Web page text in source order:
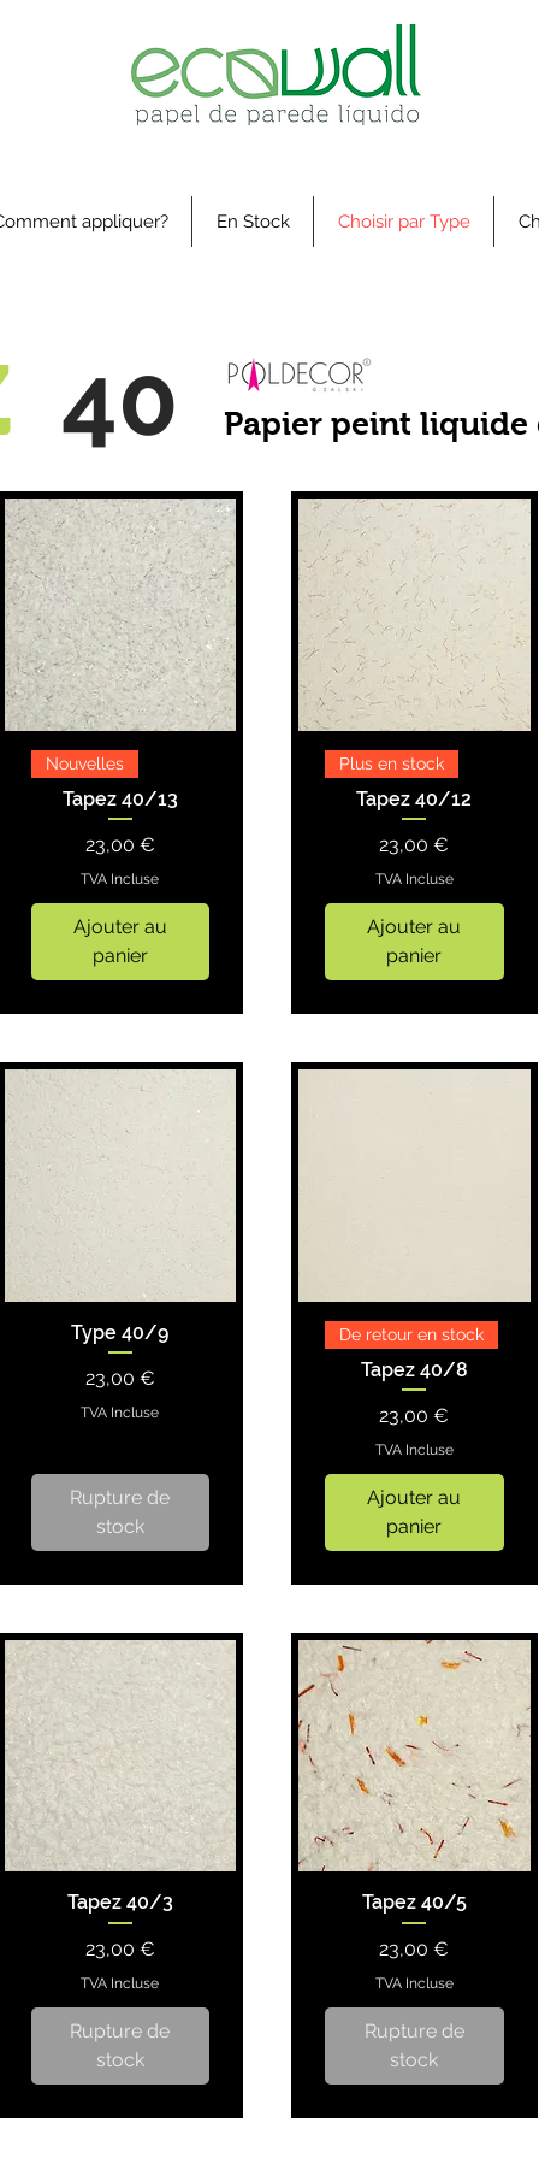
appliquer? En Stock Choisir par Type
40 Papier peint liquide
Nouvelles
Tapez 40/13
Prix
23,00 €
TVA Incluse
Ajouter au
panier
Plus en stock
Tapez 40/12
Prix
23,00 €
TVA Incluse
Ajouter au
panier
Type 40/9
Prix
23,00 €
TVA Incluse
Rupture de
stock
De retour en stock
Tapez 40/8
Prix
23,00 €
TVA Incluse
Ajouter au
panier
Tapez 40/3
Prix
23,00 €
TVA Incluse
Rupture de
stock
Tapez 40/5
Prix
23,00 €
TVA Incluse
Rupture de
stock